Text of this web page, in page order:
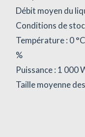
Débit moyen du
Conditions de
Température : 0
%
Puissance : 1 000
Taille moyenne